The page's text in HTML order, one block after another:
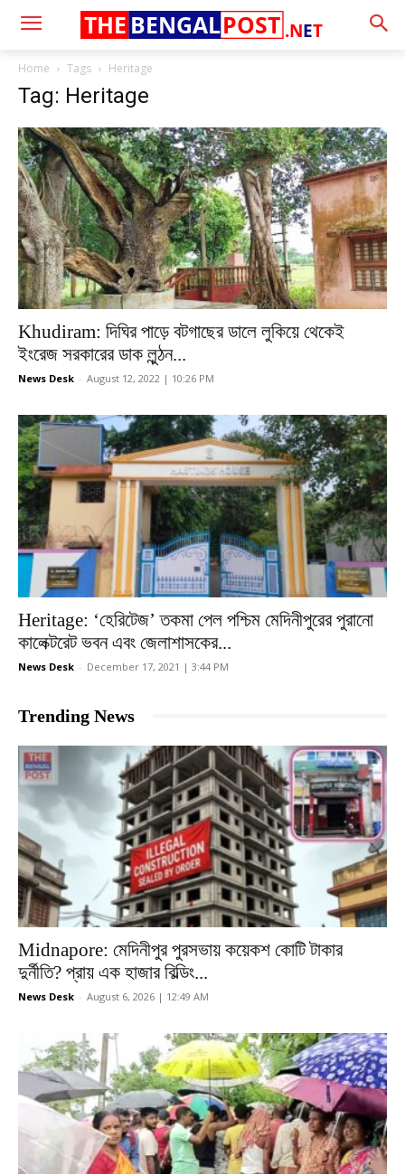
.NET
THE BENGALPOST
Home Tags Heritage
Tag: Heritage
Khudiram: দিঘির পাড়ে বটগাছের ডালে লুকিয়ে থেকেই
ইংরেজ সরকারের ডাক লুন্ঠন...
News Desk - August 12, 2022 | 10:26 PM
Heritage: ‘হেরিটেজ’ তকমা পেল পশ্চিম মেদিনীপুরের পুরানো
কালেক্টরেট ভবন এবং জেলাশাসকের...
News Desk - December 17, 2021 | 3:44 PM
Trending News
Midnapore: মেদিনীপুর পুরসভায় কয়েকশ কোটি টাকার
দুর্নীতি? প্রায় এক হাজার বিল্ডিং...
News Desk - August 6, 2026 | 12:49 AM